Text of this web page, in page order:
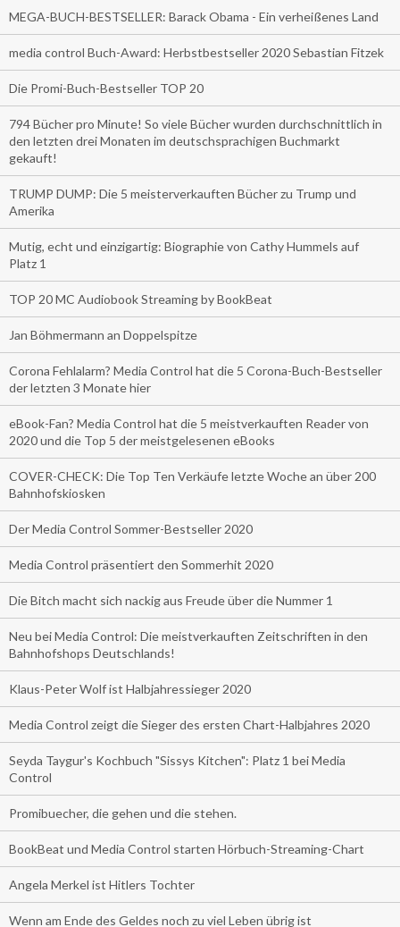
MEGA-BUCH-BESTSELLER: Barack Obama - Ein verheißenes Land
media control Buch-Award: Herbstbestseller 2020 Sebastian Fitzek
Die Promi-Buch-Bestseller TOP 20
794 Bücher pro Minute! So viele Bücher wurden durchschnittlich in
den letzten drei Monaten im deutschsprachigen Buchmarkt
gekauft!
TRUMP DUMP: Die 5 meisterverkauften Bücher zu Trump und
Amerika
Mutig, echt und einzigartig: Biographie von Cathy Hummels auf
Platz 1
TOP 20 MC Audiobook Streaming by BookBeat
Jan Böhmermann an Doppelspitze
Corona Fehlalarm? Media Control hat die 5 Corona-Buch-Bestseller
der letzten 3 Monate hier
eBook-Fan? Media Control hat die 5 meistverkauften Reader von
2020 und die Top 5 der meistgelesenen eBooks
COVER-CHECK: Die Top Ten Verkäufe letzte Woche an über 200
Bahnhofskiosken
Der Media Control Sommer-Bestseller 2020
Media Control präsentiert den Sommerhit 2020
Die Bitch macht sich nackig aus Freude über die Nummer 1
Neu bei Media Control: Die meistverkauften Zeitschriften in den
Bahnhofshops Deutschlands!
Klaus-Peter Wolf ist Halbjahressieger 2020
Media Control zeigt die Sieger des ersten Chart-Halbjahres 2020
Seyda Taygur's Kochbuch "Sissys Kitchen": Platz 1 bei Media
Control
Promibuecher, die gehen und die stehen.
BookBeat und Media Control starten Hörbuch-Streaming-Chart
Angela Merkel ist Hitlers Tochter
Wenn am Ende des Geldes noch zu viel Leben übrig ist